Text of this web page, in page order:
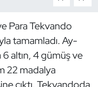
Para Tekvando
tamamladı. Ay-
6 altın, 4 gümüş ve
22 madalya